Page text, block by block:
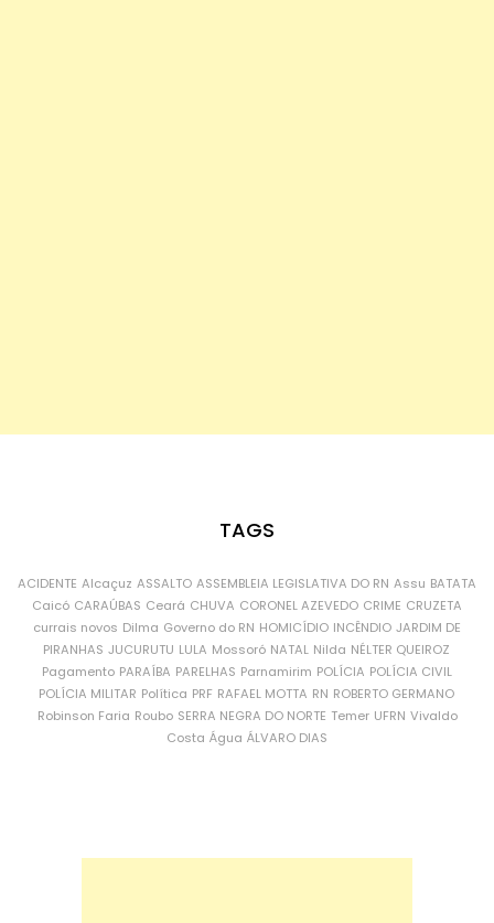
TAGS
ACIDENTE Alcaçuz ASSALTO ASSEMBLEIA LEGISLATIVA DO RN Assu BATATA
Caicó CARAÚBAS Ceará CHUVA CORONEL AZEVEDO CRIME CRUZETA
currais novos Dilma Governo do RN HOMICÍDIO INCÊNDIO JARDIM DE
PIRANHAS JUCURUTU LULA Mossoró NATAL Nilda NÉLTER QUEIROZ
Pagamento PARAÍBA PARELHAS Parnamirim POLÍCIA POLÍCIA CIVIL
POLÍCIA MILITAR Política PRF RAFAEL MOTTA RN ROBERTO GERMANO
Robinson Faria Roubo SERRA NEGRA DO NORTE Temer UFRN Vivaldo
Costa Água ÁLVARO DIAS